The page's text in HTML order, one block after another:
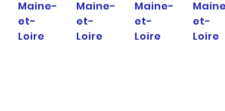
Maine-
et-
Loire
Maine-
et-
Loire
Maine-
et-
Loire
et-
Loire